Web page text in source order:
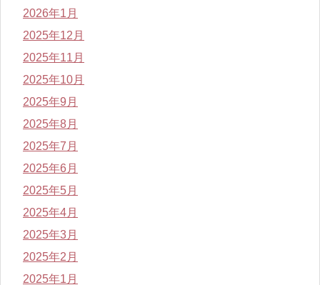
2026年1月
2025年12月
2025年11月
2025年10月
2025年9月
2025年8月
2025年7月
2025年6月
2025年5月
2025年4月
2025年3月
2025年2月
2025年1月